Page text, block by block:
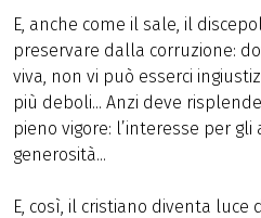
E, anche come il sale, il
preservare dalla corruzione:
viva, non vi può esserci
più deboli... Anzi deve
pieno vigore: l’interesse per
generosità...
E, così, il cristiano diventa luce